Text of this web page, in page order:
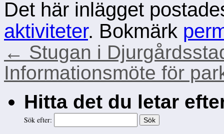
Det här inlägget
aktiviteter. Bokmärk
← Stugan i
Informationsmöte för
Hitta det du letar
Sök efter: